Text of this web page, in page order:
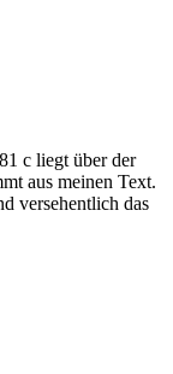
c liegt über der
aus meinen Text.
versehentlich das